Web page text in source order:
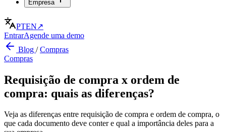
Empresa
PTEN↗
EntrarAgende uma demo
Blog /Compras
Compras
Requisição de compra x ordem de
compra: quais as diferenças?
Veja as diferenças entre requisição de compra e ordem de compra, o
que cada documento deve conter e qual a importância deles para a